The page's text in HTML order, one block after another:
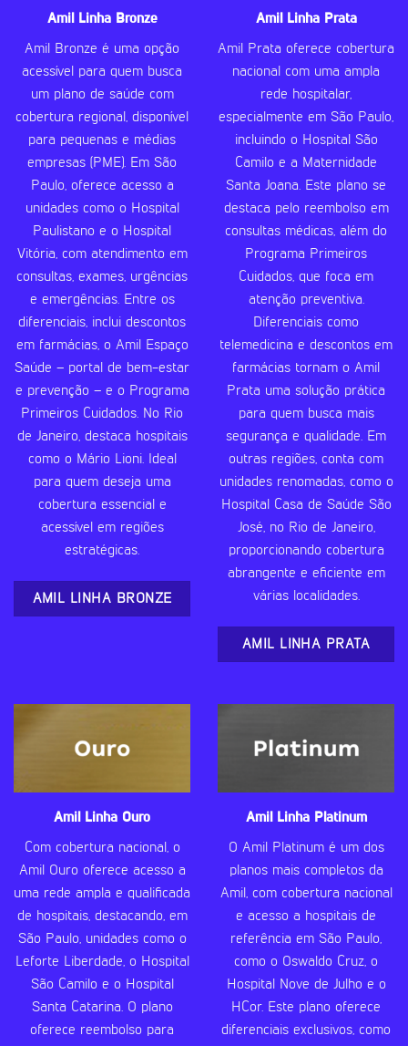
Amil Linha Bronze
Amil Bronze é uma opção
acessível para quem busca
um plano de saúde com
cobertura regional, disponível
para pequenas e médias
empresas (PME). Em São
Paulo, oferece acesso a
unidades como o Hospital
Paulistano e o Hospital
Vitória, com atendimento em
consultas, exames, urgências
e emergências. Entre os
diferenciais, inclui descontos
em farmácias, o Amil Espaço
Saúde – portal de bem-estar
e prevenção – e o Programa
Primeiros Cuidados. No Rio
de Janeiro, destaca hospitais
como o Mário Lioni. Ideal
para quem deseja uma
cobertura essencial e
acessível em regiões
estratégicas.
AMIL LINHA BRONZE
Amil Linha Prata
Amil Prata oferece cobertura
nacional com uma ampla
rede hospitalar,
especialmente em São Paulo,
incluindo o Hospital São
Camilo e a Maternidade
Santa Joana. Este plano se
destaca pelo reembolso em
consultas médicas, além do
Programa Primeiros
Cuidados, que foca em
atenção preventiva.
Diferenciais como
telemedicina e descontos em
farmácias tornam o Amil
Prata uma solução prática
para quem busca mais
segurança e qualidade. Em
outras regiões, conta com
unidades renomadas, como o
Hospital Casa de Saúde São
José, no Rio de Janeiro,
proporcionando cobertura
abrangente e eficiente em
várias localidades.
AMIL LINHA PRATA
Amil Linha Ouro
Com cobertura nacional, o
Amil Ouro oferece acesso a
uma rede ampla e qualificada
de hospitais, destacando, em
São Paulo, unidades como o
Leforte Liberdade, o Hospital
São Camilo e o Hospital
Santa Catarina. O plano
oferece reembolso para
Amil Linha Platinum
O Amil Platinum é um dos
planos mais completos da
Amil, com cobertura nacional
e acesso a hospitais de
referência em São Paulo,
como o Oswaldo Cruz, o
Hospital Nove de Julho e o
HCor. Este plano oferece
diferenciais exclusivos, como